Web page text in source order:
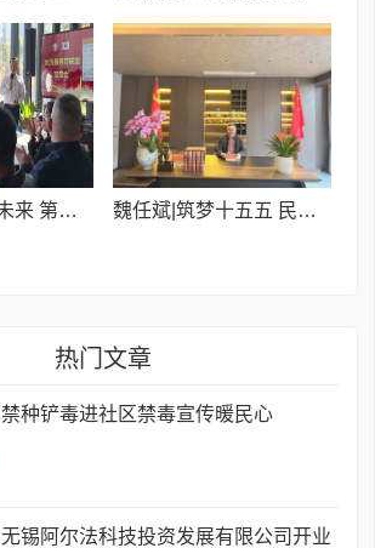
聚势出海,共赢未来 第一期出海服务商联盟交流会圆满落幕! ​魏任斌|筑梦十五五 民建谱新篇
热门文章
禁种铲毒进社区禁毒宣传暖民心
无锡阿尔法科技投资发展有限公司开业